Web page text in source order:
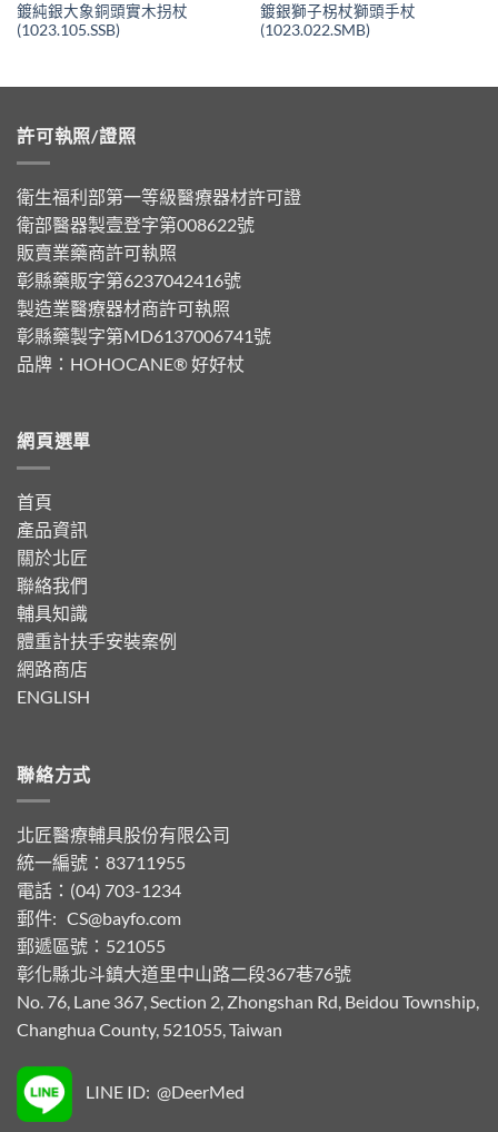
鍍純銀大象銅頭實木拐杖
(1023.105.SSB)
鍍銀獅子柺杖獅頭手杖
(1023.022.SMB)
許可執照/證照
衛生福利部第一等級醫療器材許可證
衛部醫器製壹登字第008622號
販賣業藥商許可執照
彰縣藥販字第6237042416號
製造業醫療器材商許可執照
彰縣藥製字第MD6137006741號
品牌： HOHOCANE® 好好杖
網頁選單
首頁
產品資訊
關於北匠
聯絡我們
輔具知識
體重計扶手安裝案例
網路商店
ENGLISH
聯絡方式
北匠醫療輔具股份有限公司
統一編號：83711955
電話：(04) 703-1234
郵件: CS@bayfo.com
郵遞區號：521055
彰化縣北斗鎮大道里中山路二段367巷76號
No. 76, Lane 367, Section 2, Zhongshan Rd, Beidou Township,
Changhua County, 521055, Taiwan
LINE ID: @DeerMed